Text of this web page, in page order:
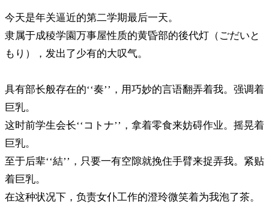
今天是年关逼近的第二学期最后一天。
隶属于成稜学園万事屋性质的黄昏部的後代灯（ごだいと
もり），发出了少有的大叹气。
具有部长般存在的‘‘奏’’，用巧妙的言语翻弄着我。强调着
巨乳。
这时前学生会长‘‘コトナ’’，拿着零食来妨碍作业。摇晃着
巨乳。
至于后辈‘‘結’’，只要一有空隙就挽住手臂来捉弄我。紧贴
着巨乳。
在这种状况下，负责女仆工作的澄玲微笑着为我泡了茶。